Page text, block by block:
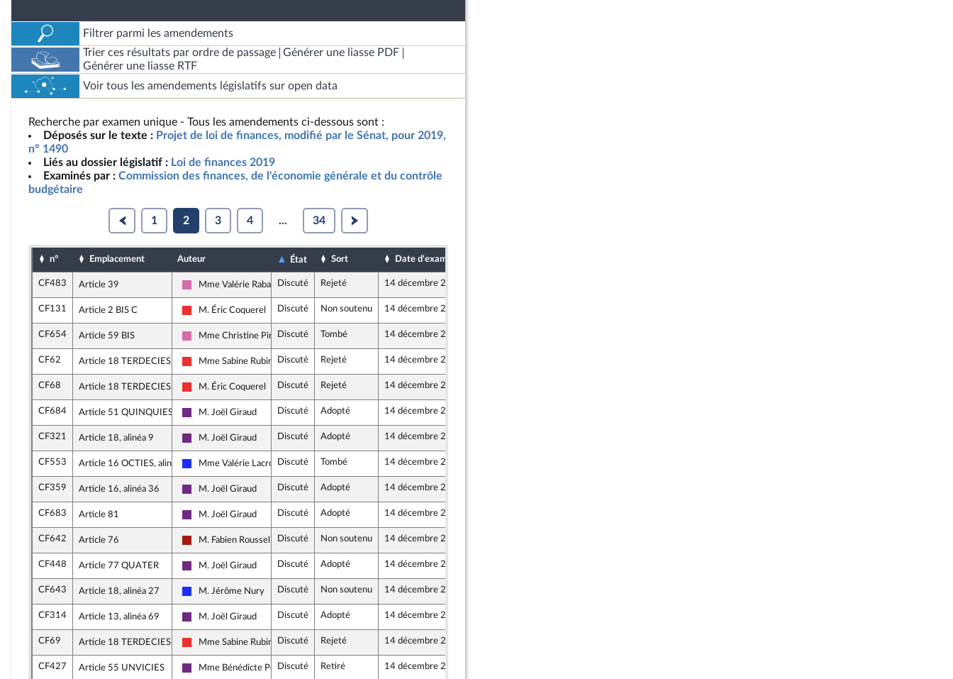
Filtrer parmi les amendements
Trier ces résultats par ordre de passage
Générer une liasse PDF
Générer une liasse RTF
Voir tous les amendements législatifs sur open data
Recherche par examen unique - Tous les amendements ci-dessous sont :
Déposés sur le texte : Projet de loi de finances, modifié par le Sénat, pour 2019,
n° 1490
Liés au dossier législatif : Loi de finances 2019
Examinés par : Commission des finances, de l'économie générale et du contrôle
budgétaire
1 2 3 4 ... 34
n° Emplacement Auteur État Sort Date d'examen
CF483 Article 39
Socialistes et apparentés
Mme Valérie RabaultDiscuté Rejeté 14 décembre 2018
CF131 Article 2 BIS C
La France insoumise
M. Éric Coquerel Discuté Non soutenu 14 décembre 2018
CF654 Article 59 BIS
Socialistes et apparentés
Mme Christine Pirès Beaune
Discuté Tombé 14 décembre 2018
CF62 Article 18 TERDECIES, alinéa 12
La France insoumise
Mme Sabine Rubin Discuté Rejeté 14 décembre 2018
CF68 Article 18 TERDECIES, alinéa 12
La France insoumise
M. Éric Coquerel Discuté Rejeté 14 décembre 2018
CF684 Article 51 QUINQUIES
La République en Marche
M. Joël Giraud Discuté Adopté 14 décembre 2018
CF321 Article 18, alinéa 9
La République en Marche
M. Joël Giraud Discuté Adopté 14 décembre 2018
CF553 Article 16 OCTIES, alinéa 64
Les Républicains
Mme Valérie LacrouteDiscuté Tombé 14 décembre 2018
CF359 Article 16, alinéa 36
La République en Marche
M. Joël Giraud Discuté Adopté 14 décembre 2018
CF683 Article 81
La République en Marche
M. Joël Giraud Discuté Adopté 14 décembre 2018
CF642 Article 76
Gauche démocrate et républicaine
M. Fabien Roussel Discuté Non soutenu 14 décembre 2018
CF448 Article 77 QUATER
La République en Marche
M. Joël Giraud Discuté Adopté 14 décembre 2018
CF643 Article 18, alinéa 27
Les Républicains
M. Jérôme Nury Discuté Non soutenu 14 décembre 2018
CF314 Article 13, alinéa 69
La République en Marche
M. Joël Giraud Discuté Adopté 14 décembre 2018
CF69 Article 18 TERDECIES, alinéa 12
La France insoumise
Mme Sabine Rubin Discuté Rejeté 14 décembre 2018
CF427 Article 55 UNVICIES
La République en Marche
Mme Bénédicte PeyrolDiscuté Retiré 14 décembre 2018